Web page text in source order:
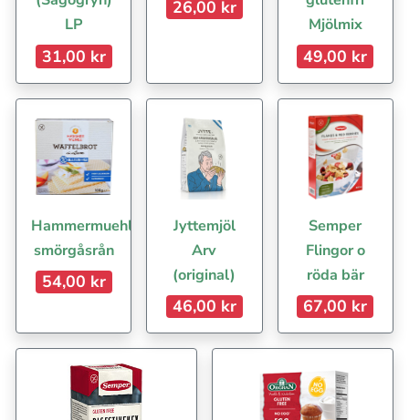
LP
31,00 kr
26,00 kr
Mjölmix
49,00 kr
Hammermuehle
smörgåsrån
54,00 kr
Jyttemjöl
Arv
(original)
46,00 kr
Semper
Flingor o
röda bär
67,00 kr